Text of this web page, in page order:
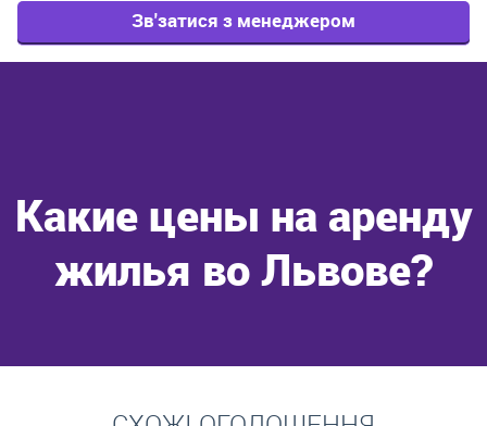
Зв'затися з менеджером
Какие цены на аренду
жилья во Львове?